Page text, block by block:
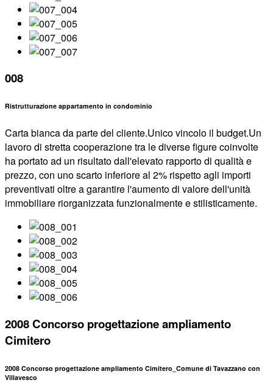
008
Ristrutturazione appartamento in condominio
Carta bianca da parte del cliente.Unico vincolo il budget.Un
lavoro di stretta cooperazione tra le diverse figure coinvolte
ha portato ad un risultato dall'elevato rapporto di qualità e
prezzo, con uno scarto inferiore al 2% rispetto agli importi
preventivati oltre a garantire l'aumento di valore dell'unità
immobiliare riorganizzata funzionalmente e stilisticamente.
2008 Concorso progettazione ampliamento
Cimitero
2008 Concorso progettazione ampliamento Cimitero_Comune di Tavazzano con
Villavesco